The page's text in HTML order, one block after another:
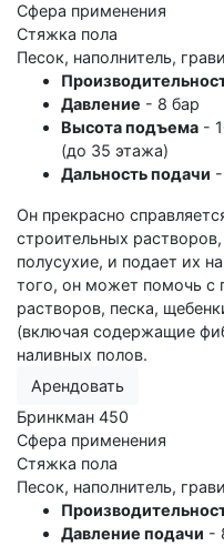
Сфера применения
Стяжка пола
Песок, наполнитель,
Давление - 8 бар
Высота подъема -
(до 35 этажа)
Дальность подачи
Он прекрасно
строительных
полусухие, и подает их
того, он может помочь с
растворов, песка,
(включая содержащие
наливных полов.
Арендовать
Бринкман 450
Сфера применения
Стяжка пола
Песок, наполнитель,
Давление подачи -